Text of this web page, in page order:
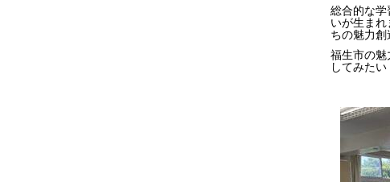
総合的な
いが生ま
ちの魅力
福生市の
してみた